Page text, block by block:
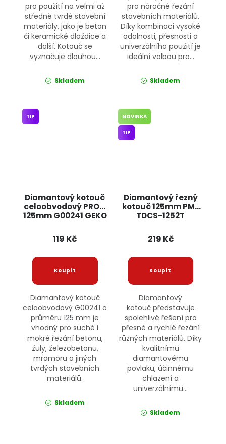
pro použití na velmi až
středně tvrdé stavební
materiály, jako je beton
či keramické dlaždice a
další. Kotouč se
vyznačuje dlouhou...
Skladem
pro náročné řezání
stavebních materiálů.
Díky kombinaci vysoké
odolnosti, přesnosti a
univerzálního použití je
ideální volbou pro...
Skladem
Diamantový kotouč
celoobvodový PROFI
125mm G00241 GEKO
TIP
119 Kč
Diamantový kotouč
celoobvodový G00241 o
průměru 125 mm je
vhodný pro suché i
mokré řezání betonu,
žuly, železobetonu,
mramoru a jiných
tvrdých stavebních
materiálů.
Skladem
Diamantový řezný
kotouč 125mm PM-
TDCS-1252T
NOVINKA
TIP
219 Kč
Diamantový
kotouč představuje
spolehlivé řešení pro
přesné a rychlé řezání
různých materiálů. Díky
kvalitnímu
diamantovému
povlaku, účinnému
chlazení a
univerzálnímu...
Skladem